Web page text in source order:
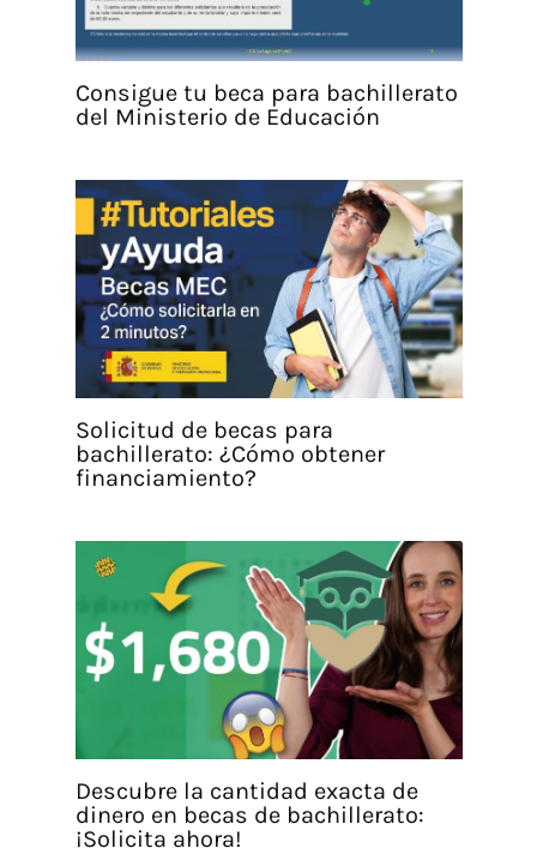
Consigue tu beca para bachillerato
del Ministerio de Educación
Solicitud de becas para
bachillerato: ¿Cómo obtener
financiamiento?
Descubre la cantidad exacta de
dinero en becas de bachillerato:
¡Solicita ahora!